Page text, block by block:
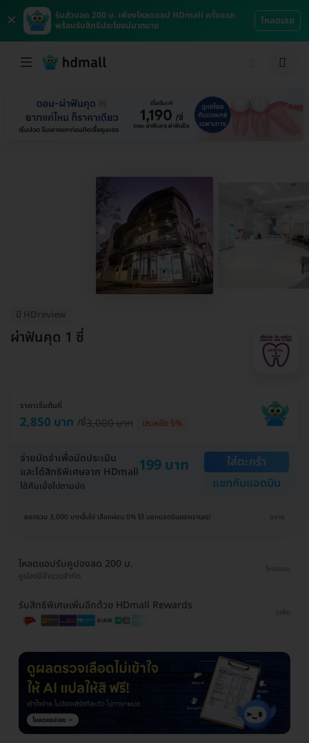
×
รับส่วนลด 200 บ. เพียงโหลดแอป HDmall ครั้งแรก
พร้อมรับสิทธิประโยชน์มากมาย
โหลดเลย
มี HDreview
ผ่าฟันคุด 1 ซี่
ราคาเริ่มต้นที่
2,850 บาท /ซี่3,000 บาท ประหยัด 5%
จ่ายมัดจำเพื่อนัดประเมิน
และได้สิทธิพิเศษจาก HDmall199 บาท
ได้คืนเมื่อไปตามนัด
ใส่ตะกร้า
แชทกับแอดมิน
ยอดรวม 3,000 บาทขึ้นไป เลือกผ่อน 0% ได้ บอกแอดมินของเราเลย! ขยาย
โหลดแอปรับคูปองลด 200 บ.
คูปองมีจำนวนจำกัด
โหลดเลย
รับสิทธิพิเศษเพิ่มอีกด้วย HDmall Rewards
ดูเพิ่ม